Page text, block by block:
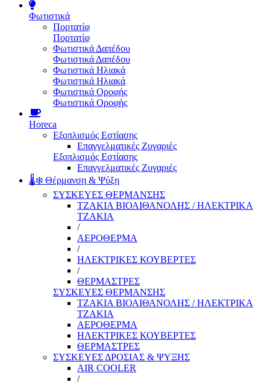
Φωτιστικά
Πορτατίφ
Πορτατίφ
Φωτιστικά Δαπέδου
Φωτιστικά Δαπέδου
Φωτιστικά Ηλιακά
Φωτιστικά Ηλιακά
Φωτιστικά Οροφής
Φωτιστικά Οροφής
Horeca
Εξοπλισμός Εστίασης
Επαγγελματικές Ζυγαριές
Εξοπλισμός Εστίασης
Επαγγελματικές Ζυγαριές
🌡️❄️ Θέρμανση & Ψύξη
ΣΥΣΚΕΥΕΣ ΘΕΡΜΑΝΣΗΣ
ΤΖΑΚΙΑ ΒΙΟΑΙΘΑΝΟΛΗΣ / ΗΛΕΚΤΡΙΚΑ
ΤΖΑΚΙΑ
/
ΑΕΡΟΘΕΡΜΑ
/
ΗΛΕΚΤΡΙΚΕΣ ΚΟΥΒΕΡΤΕΣ
/
ΘΕΡΜΑΣΤΡΕΣ
ΣΥΣΚΕΥΕΣ ΘΕΡΜΑΝΣΗΣ
ΤΖΑΚΙΑ ΒΙΟΑΙΘΑΝΟΛΗΣ / ΗΛΕΚΤΡΙΚΑ
ΤΖΑΚΙΑ
ΑΕΡΟΘΕΡΜΑ
ΗΛΕΚΤΡΙΚΕΣ ΚΟΥΒΕΡΤΕΣ
ΘΕΡΜΑΣΤΡΕΣ
ΣΥΣΚΕΥΕΣ ΔΡΟΣΙΑΣ & ΨΥΞΗΣ
AIR COOLER
/